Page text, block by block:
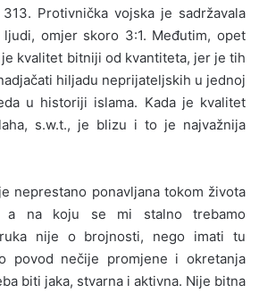
Protivnička vojska je sadržavala
omjer skoro 3:1. Međutim, opet
kvalitet bitniji od kvantiteta, jer je tih
hiljadu neprijateljskih u jednoj
u historiji islama. Kada je kvalitet
s.w.t., je blizu i to je najvažnija
neprestano ponavljana tokom života
a na koju se mi stalno trebamo
nije o brojnosti, nego imati tu
povod nečije promjene i okretanja
biti jaka, stvarna i aktivna. Nije bitna